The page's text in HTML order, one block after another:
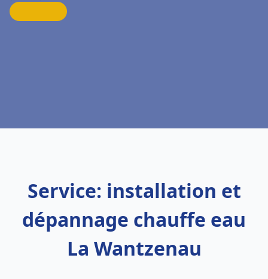
Service: installation et
dépannage chauffe eau
La Wantzenau